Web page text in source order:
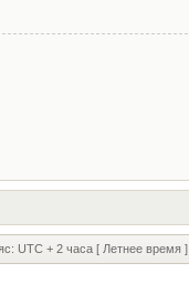
UTC + 2 часа [ Летнее время ]